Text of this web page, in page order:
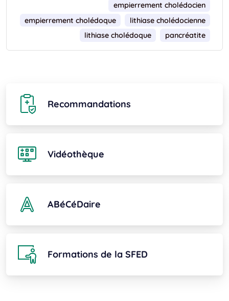
empierrement cholédocien
empierrement cholédoque
lithiase cholédocienne
lithiase cholédoque
pancréatite
Recommandations
Vidéothèque
ABéCéDaire
Formations de la SFED